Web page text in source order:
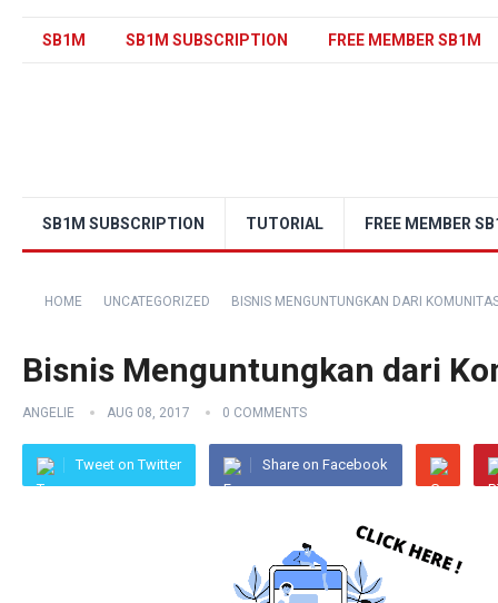
SB1M SB1M SUBSCRIPTION FREE MEMBER SB1M
SB1M SUBSCRIPTION TUTORIAL FREE MEMBER
HOME UNCATEGORIZED BISNIS MENGUNTUNGKAN DARI
Bisnis Menguntungkan dari
ANGELIE AUG 08, 2017 0 COMMENTS
Tweet on Twitter Share on Facebook